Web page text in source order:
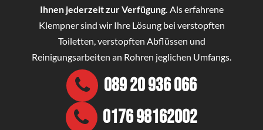
Ihnen jederzeit zur Verfügung. Als erfahrene
Klempner sind wir Ihre Lösung bei verstopften
Toiletten, verstopften Abflüssen und
Reinigungsarbeiten an Rohren jeglichen Umfangs.
089 20 936 066
0176 98162002